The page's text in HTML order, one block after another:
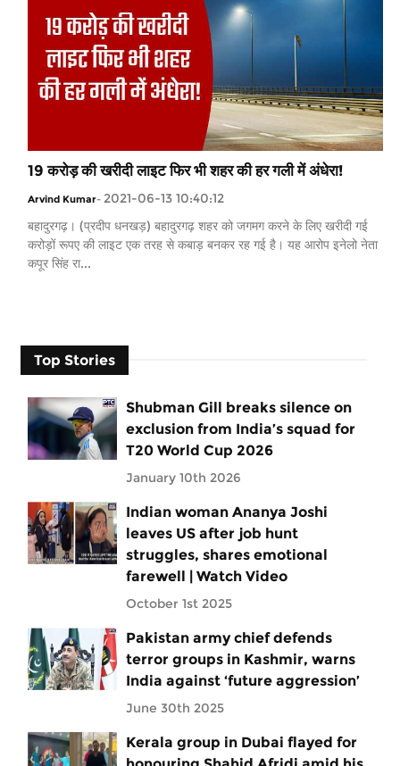
19 करोड़ की खरीदी लाइट फिर भी शहर की हर गली में अंधेरा!
Arvind Kumar- 2021-06-13 10:40:12
बहादुरगढ़। (प्रदीप धनखड़) बहादुरगढ़ शहर को जगमग करने के लिए खरीदी गई
करोड़ों रूपए की लाइट एक तरह से कबाड़ बनकर रह गई है। यह आरोप इनेलो नेता
कपूर सिंह रा...
Top Stories
Shubman Gill breaks silence on
exclusion from India’s squad for
T20 World Cup 2026
January 10th 2026
Indian woman Ananya Joshi
leaves US after job hunt
struggles, shares emotional
farewell | Watch Video
October 1st 2025
Pakistan army chief defends
terror groups in Kashmir, warns
India against ‘future aggression’
June 30th 2025
Kerala group in Dubai flayed for